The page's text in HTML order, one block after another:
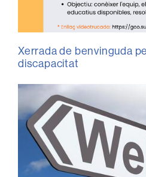
Xerrada de benvinguda
discapacitat